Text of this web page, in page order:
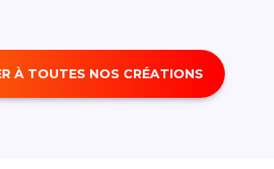
À TOUTES NOS CRÉATIONS